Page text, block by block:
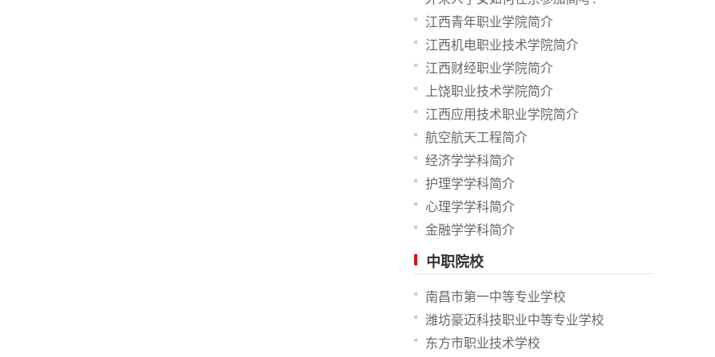
江西青年职业学院简介
江西机电职业技术学院简介
江西财经职业学院简介
上饶职业技术学院简介
江西应用技术职业学院简介
航空航天工程简介
经济学学科简介
护理学学科简介
心理学学科简介
金融学学科简介
中职院校
南昌市第一中等专业学校
潍坊豪迈科技职业中等专业学校
东方市职业技术学校